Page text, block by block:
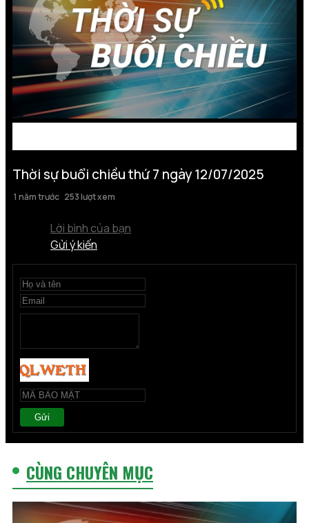
Thời sự buổi chiều thứ 7 ngày 12/07/2025
1 năm trước 253 lượt xem
Lời bình của bạn
Gửi ý kiến
Gửi
CÙNG CHUYÊN MỤC